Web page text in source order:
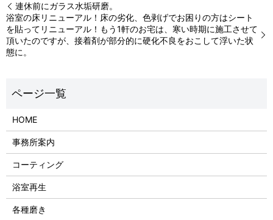
連休前にガラス水垢研磨。
浴室の床リニューアル！床の劣化、色剥げでお困りの方はシート
を貼ってリニューアル！もう1軒のお宅は、寒い時期に施工させて
頂いたのですが、接着剤が部分的に硬化不良をおこして浮いた状
態に。
HOME
事務所案内
コーティング
浴室再生
各種磨き